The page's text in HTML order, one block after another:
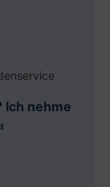
Ich nehme